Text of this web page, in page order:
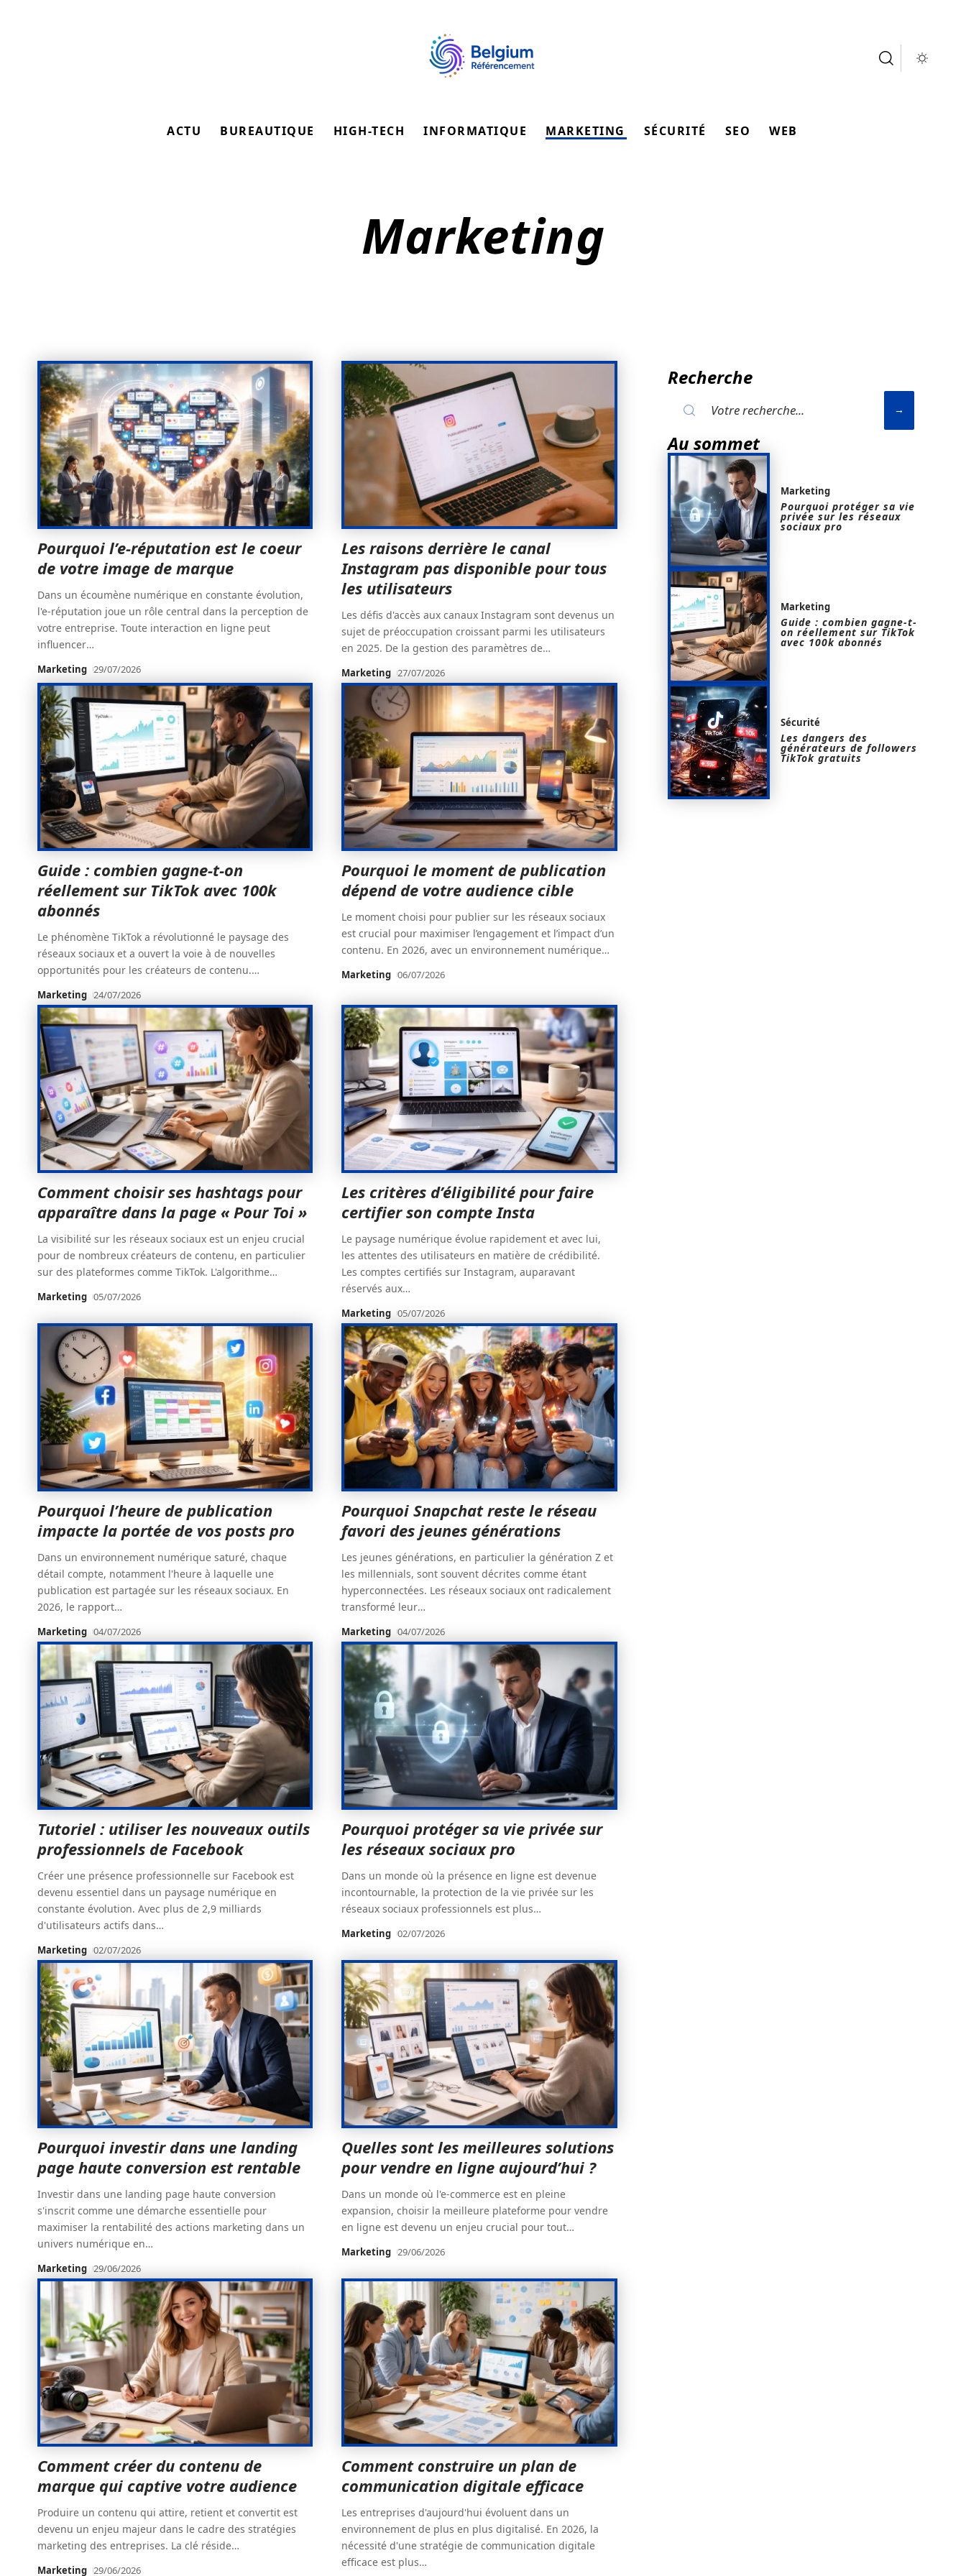
ACTU BUREAUTIQUE HIGH-TECH INFORMATIQUE MARKETING SÉCURITÉ SEO WEB
Marketing
Pourquoi l’e-réputation est le coeur
de votre image de marque
Dans un écoumène numérique en constante évolution,
l'e-réputation joue un rôle central dans la perception de
votre entreprise. Toute interaction en ligne peut
influencer…
Marketing 29/07/2026
Les raisons derrière le canal
Instagram pas disponible pour tous
les utilisateurs
Les défis d'accès aux canaux Instagram sont devenus un
sujet de préoccupation croissant parmi les utilisateurs
en 2025. De la gestion des paramètres de…
Marketing 27/07/2026
Guide : combien gagne-t-on
réellement sur TikTok avec 100k
abonnés
Le phénomène TikTok a révolutionné le paysage des
réseaux sociaux et a ouvert la voie à de nouvelles
opportunités pour les créateurs de contenu.…
Marketing 24/07/2026
Pourquoi le moment de publication
dépend de votre audience cible
Le moment choisi pour publier sur les réseaux sociaux
est crucial pour maximiser l’engagement et l’impact d’un
contenu. En 2026, avec un environnement numérique…
Marketing 06/07/2026
Comment choisir ses hashtags pour
apparaître dans la page « Pour Toi »
La visibilité sur les réseaux sociaux est un enjeu crucial
pour de nombreux créateurs de contenu, en particulier
sur des plateformes comme TikTok. L'algorithme…
Marketing 05/07/2026
Les critères d’éligibilité pour faire
certifier son compte Insta
Le paysage numérique évolue rapidement et avec lui,
les attentes des utilisateurs en matière de crédibilité.
Les comptes certifiés sur Instagram, auparavant
réservés aux…
Marketing 05/07/2026
Pourquoi l’heure de publication
impacte la portée de vos posts pro
Dans un environnement numérique saturé, chaque
détail compte, notamment l'heure à laquelle une
publication est partagée sur les réseaux sociaux. En
2026, le rapport…
Marketing 04/07/2026
Pourquoi Snapchat reste le réseau
favori des jeunes générations
Les jeunes générations, en particulier la génération Z et
les millennials, sont souvent décrites comme étant
hyperconnectées. Les réseaux sociaux ont radicalement
transformé leur…
Marketing 04/07/2026
Tutoriel : utiliser les nouveaux outils
professionnels de Facebook
Créer une présence professionnelle sur Facebook est
devenu essentiel dans un paysage numérique en
constante évolution. Avec plus de 2,9 milliards
d'utilisateurs actifs dans…
Marketing 02/07/2026
Pourquoi protéger sa vie privée sur
les réseaux sociaux pro
Dans un monde où la présence en ligne est devenue
incontournable, la protection de la vie privée sur les
réseaux sociaux professionnels est plus…
Marketing 02/07/2026
Pourquoi investir dans une landing
page haute conversion est rentable
Investir dans une landing page haute conversion
s'inscrit comme une démarche essentielle pour
maximiser la rentabilité des actions marketing dans un
univers numérique en…
Marketing 29/06/2026
Quelles sont les meilleures solutions
pour vendre en ligne aujourd’hui ?
Dans un monde où l'e-commerce est en pleine
expansion, choisir la meilleure plateforme pour vendre
en ligne est devenu un enjeu crucial pour tout…
Marketing 29/06/2026
Comment créer du contenu de
marque qui captive votre audience
Produire un contenu qui attire, retient et convertit est
devenu un enjeu majeur dans le cadre des stratégies
marketing des entreprises. La clé réside…
Marketing 29/06/2026
Comment construire un plan de
communication digitale efficace
Les entreprises d'aujourd'hui évoluent dans un
environnement de plus en plus digitalisé. En 2026, la
nécessité d'une stratégie de communication digitale
efficace est plus…
Recherche
Au sommet
Marketing
Pourquoi protéger sa vie
privée sur les réseaux
sociaux pro
Marketing
Guide : combien gagne-t-
on réellement sur TikTok
avec 100k abonnés
Sécurité
Les dangers des
générateurs de followers
TikTok gratuits